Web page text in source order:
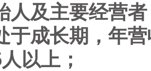
人及主要经营
于成长期，年
以上；